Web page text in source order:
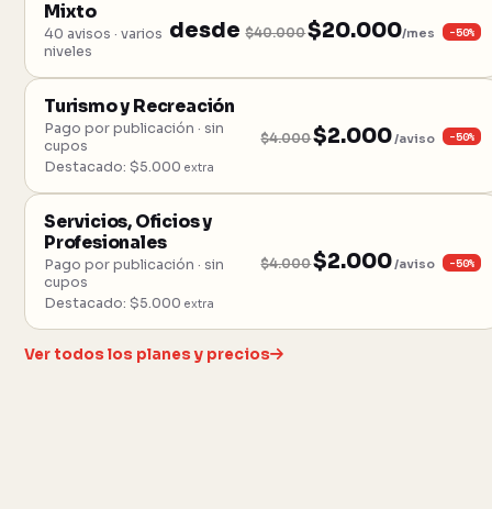
Mixto
40 avisos · varios
niveles
desde$40.000$20.000/mes −50%
Turismo y Recreación
Pago por publicación · sin
cupos
Destacado: $5.000 extra
$4.000$2.000 /aviso −50%
Servicios, Oficios y
Profesionales
Pago por publicación · sin
cupos
Destacado: $5.000 extra
$4.000$2.000/aviso −50%
Ver todos los planes y precios